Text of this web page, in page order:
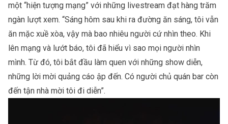
một “hiện tượng mạng” với những livestream đạt hàng trăm
ngàn lượt xem. “Sáng hôm sau khi ra đường ăn sáng, tôi vẫn
ăn mặc xuề xòa, vậy mà bao nhiêu người cứ nhìn theo. Khi
lên mạng và lướt báo, tôi đã hiểu vì sao mọi người nhìn
mình. Từ đó, tôi bắt đầu làm quen với những show diễn,
những lời mời quảng cáo ập đến. Có người chủ quán bar còn
đến tận nhà mời tôi đi diễn”.